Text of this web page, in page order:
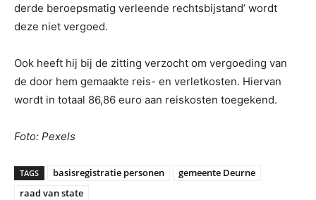
derde beroepsmatig verleende rechtsbijstand’ wordt
deze niet vergoed.
Ook heeft hij bij de zitting verzocht om vergoeding van
de door hem gemaakte reis- en verletkosten. Hiervan
wordt in totaal 86,86 euro aan reiskosten toegekend.
Foto: Pexels
TAGS basisregistratie personen
gemeente Deurne
raad van state